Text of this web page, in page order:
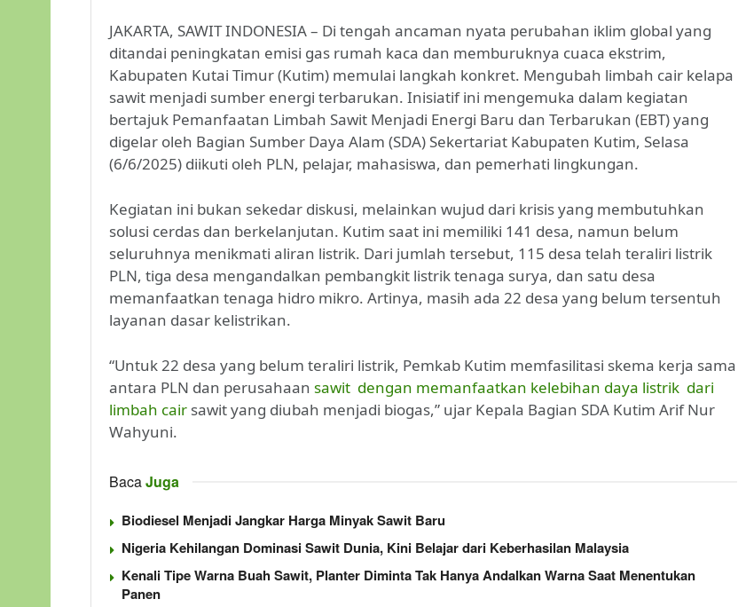
JAKARTA, SAWIT INDONESIA – Di tengah ancaman nyata perubahan iklim global yang
ditandai peningkatan emisi gas rumah kaca dan memburuknya cuaca ekstrim,
Kabupaten Kutai Timur (Kutim) memulai langkah konkret. Mengubah limbah cair kelapa
sawit menjadi sumber energi terbarukan. Inisiatif ini mengemuka dalam kegiatan
bertajuk Pemanfaatan Limbah Sawit Menjadi Energi Baru dan Terbarukan (EBT) yang
digelar oleh Bagian Sumber Daya Alam (SDA) Sekertariat Kabupaten Kutim, Selasa
(6/6/2025) diikuti oleh PLN, pelajar, mahasiswa, dan pemerhati lingkungan.
Kegiatan ini bukan sekedar diskusi, melainkan wujud dari krisis yang membutuhkan
solusi cerdas dan berkelanjutan. Kutim saat ini memiliki 141 desa, namun belum
seluruhnya menikmati aliran listrik. Dari jumlah tersebut, 115 desa telah teraliri listrik
PLN, tiga desa mengandalkan pembangkit listrik tenaga surya, dan satu desa
memanfaatkan tenaga hidro mikro. Artinya, masih ada 22 desa yang belum tersentuh
layanan dasar kelistrikan.
“Untuk 22 desa yang belum teraliri listrik, Pemkab Kutim memfasilitasi skema kerja sama
antara PLN dan perusahaan sawit dengan memanfaatkan kelebihan daya listrik dari
limbah cair sawit yang diubah menjadi biogas,” ujar Kepala Bagian SDA Kutim Arif Nur
Wahyuni.
BacaJuga
Biodiesel Menjadi Jangkar Harga Minyak Sawit Baru
Nigeria Kehilangan Dominasi Sawit Dunia, Kini Belajar dari Keberhasilan Malaysia
Kenali Tipe Warna Buah Sawit, Planter Diminta Tak Hanya Andalkan Warna Saat Menentukan
Panen